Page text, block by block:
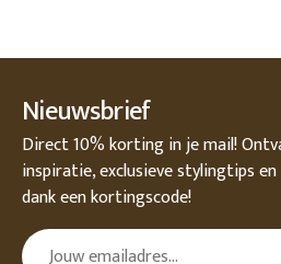
MATERIAAL
WOONSTIJL
KLEURENPALET
Nieuwsbrief
Direct 10% korting in je mail!
inspiratie, exclusieve stylingtips
dank een kortingscode!